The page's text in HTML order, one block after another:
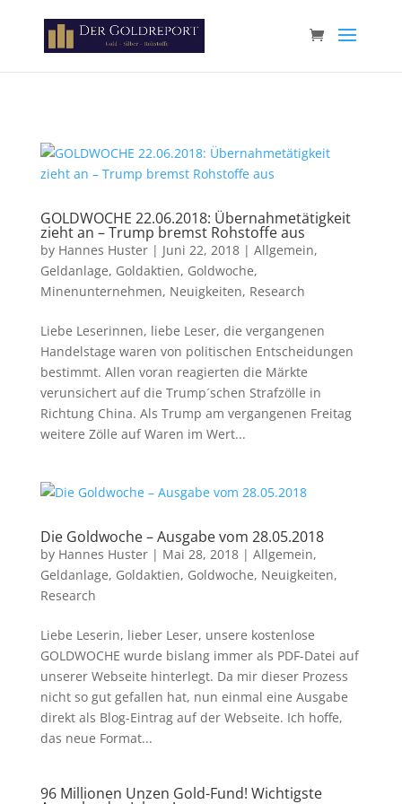
GOLDWOCHE 22.06.2018: Übernahmetätigkeit
zieht an – Trump bremst Rohstoffe aus
by Hannes Huster| Juni 22, 2018| Allgemein,
Geldanlage, Goldaktien, Goldwoche,
Minenunternehmen, Neuigkeiten, Research
Liebe Leserinnen, liebe Leser, die vergangenen
Handelstage waren von politischen Entscheidungen
bestimmt. Allen voran reagierten die Märkte
verunsichert auf die Trump´schen Strafzölle in
Richtung China. Als Trump am vergangenen Freitag
weitere Zölle auf Waren im Wert...
Die Goldwoche – Ausgabe vom 28.05.2018
by Hannes Huster| Mai 28, 2018| Allgemein,
Geldanlage, Goldaktien, Goldwoche, Neuigkeiten,
Research
Liebe Leserin, lieber Leser, unsere kostenlose
GOLDWOCHE wurde bislang immer als PDF-Datei auf
unserer Webseite hinterlegt. Da mir dieser Prozess
nicht so gut gefallen hat, nun einmal eine Ausgabe
direkt als Blog-Eintrag auf der Webseite. Ich hoffe,
das neue Format...
96 Millionen Unzen Gold-Fund! Wichtigste